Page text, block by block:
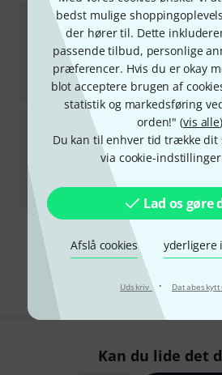
bedst mulige
der hører til. Dette
passende tilbud, personlige
præferencer. Hvis du er okay
blot acceptere brugen af
statistik og markedsføring
orden!" (vis alle
Du kan til enhver tid trække dit
via cookie-
Lad os gøre
Afslå cookies yderligere
Udskriv ·
IGS AudioV8 Compressor
på lager
15.890kr
30-dages-bedste-
-6%
IGS AudioIQ505 B-Stock
på lager
3.799
30-dages-
-7%
Gratis levering fra
Alle priser er inkl.
Kan du lide det